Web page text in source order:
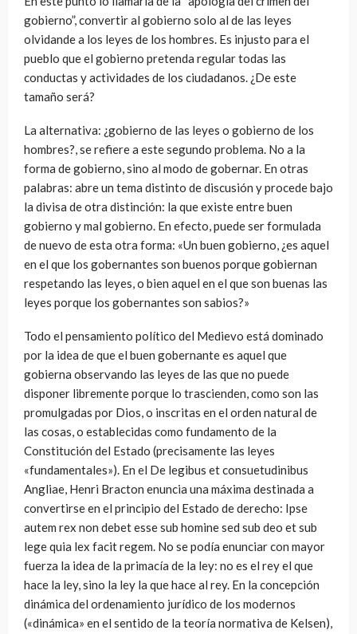
gobierno”, convertir al gobierno solo al de las leyes
olvidande a los leyes de los hombres. Es injusto para el
pueblo que el gobierno pretenda regular todas las
conductas y actividades de los ciudadanos. ¿De este
tamaño será?
La alternativa: ¿gobierno de las leyes o gobierno de los
hombres?, se refiere a este segundo problema. No a la
forma de gobierno, sino al modo de gobernar. En otras
palabras: abre un tema distinto de discusión y procede bajo
la divisa de otra distinción: la que existe entre buen
gobierno y mal gobierno. En efecto, puede ser formulada
de nuevo de esta otra forma: «Un buen gobierno, ¿es aquel
en el que los gobernantes son buenos porque gobiernan
respetando las leyes, o bien aquel en el que son buenas las
leyes porque los gobernantes son sabios?»
Todo el pensamiento político del Medievo está dominado
por la idea de que el buen gobernante es aquel que
gobierna observando las leyes de las que no puede
disponer libremente porque lo trascienden, como son las
promulgadas por Dios, o inscritas en el orden natural de
las cosas, o establecidas como fundamento de la
Constitución del Estado (precisamente las leyes
«fundamentales»). En el De legibus et consuetudinibus
Angliae, Henri Bracton enuncia una máxima destinada a
convertirse en el principio del Estado de derecho: Ipse
autem rex non debet esse sub homine sed sub deo et sub
lege quia lex facit regem. No se podía enunciar con mayor
fuerza la idea de la primacía de la ley: no es el rey el que
hace la ley, sino la ley la que hace al rey. En la concepción
dinámica del ordenamiento jurídico de los modernos
(«dinámica» en el sentido de la teoría normativa de Kelsen),